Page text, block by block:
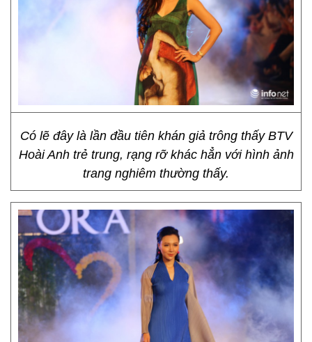
Có lẽ đây là lần đầu tiên khán giả trông thấy BTV
Hoài Anh trẻ trung, rạng rỡ khác hẳn với hình ảnh
trang nghiêm thường thấy.